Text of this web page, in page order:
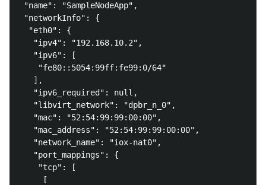
"name": "SampleNodeApp",
"networkInfo": {
  "eth0": {
   "ipv4": "192.168.10.2",
   "ipv6": [
    "fe80::5054:99ff:fe99:0/64"
   ],
   "ipv6_required": null,
   "libvirt_network": "dpbr_n_0",
   "mac": "52:54:99:99:00:00",
   "mac_address": "52:54:99:99:00:00",
   "network_name": "iox-nat0",
   "port_mappings": {
    "tcp": [
     [